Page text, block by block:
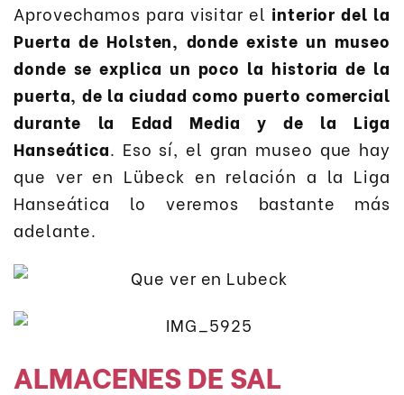
Aprovechamos para visitar el interior del la
Puerta de Holsten, donde existe un museo
donde se explica un poco la historia de la
puerta, de la ciudad como puerto comercial
durante la Edad Media y de la Liga
Hanseática. Eso sí, el gran museo que hay
que ver en Lübeck en relación a la Liga
Hanseática lo veremos bastante más
adelante.
ALMACENES DE SAL